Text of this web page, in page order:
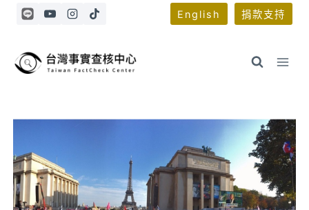
Skip
English 捐款支持